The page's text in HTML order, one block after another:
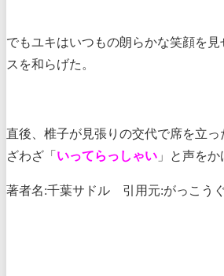
でもユキはいつもの朗らかな笑顔を見
スを和らげた。
直後、椎子が見張りの交代で席を立っ
ざわざ「 いってらっしゃい 」と声をか
著者名:千葉サドル 引用元:がっこう